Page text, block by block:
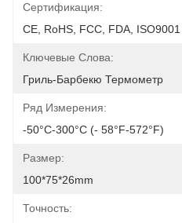
Сертификация:
CE, RoHS, FCC, FDA, ISO9001
Ключевые Слова:
Гриль-Барбекю Термометр
Ряд Измерения:
-50°C-300°C (- 58°F-572°F)
Размер:
100*75*26mm
Точность: